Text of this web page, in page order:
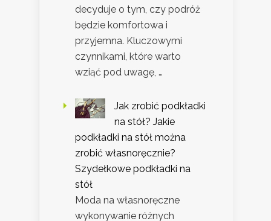
decyduje o tym, czy podróż
będzie komfortowa i
przyjemna. Kluczowymi
czynnikami, które warto
wziąć pod uwagę, …
Jak zrobić podkładki
na stół? Jakie
podkładki na stół można
zrobić własnoręcznie?
Szydełkowe podkładki na
stół
Moda na własnoręczne
wykonywanie różnych